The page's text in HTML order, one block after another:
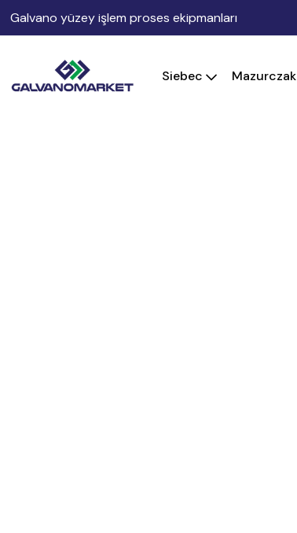
Galvano yüzey işlem proses ekipmanları
Siebec Mazurczak